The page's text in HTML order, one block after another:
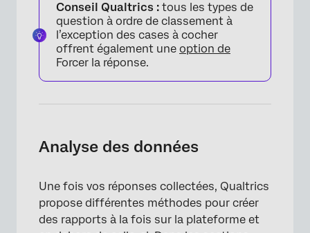
Conseil Qualtrics : tous les types de
question à ordre de classement à
l’exception des cases à cocher
offrent également une option de
Forcer la réponse.
Analyse des données
Une fois vos réponses collectées, Qualtrics
propose différentes méthodes pour créer
des rapports à la fois sur la plateforme et